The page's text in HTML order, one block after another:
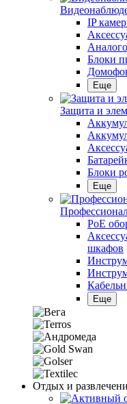
IP
Блоки
Еще
Защита и
Блоки
Еще
PoE
шкафов
Еще
Отдых и